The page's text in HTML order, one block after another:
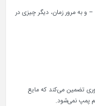
به مرور زمان، دیگر چیزی در
تضمین می‌کند که مایع
پمپ نمی‌شود.